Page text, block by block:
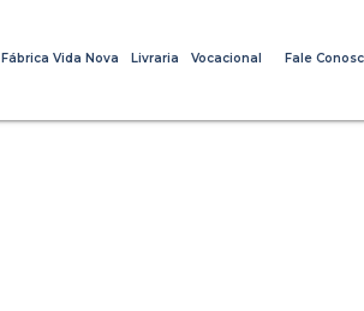
Fábrica Vida Nova Livraria Vocacional Fale